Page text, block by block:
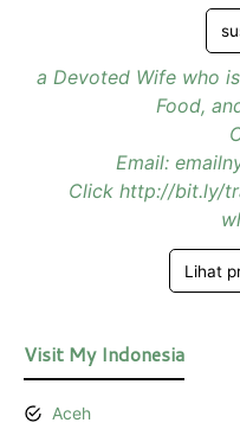
a Devoted Wife who
Food,
Email:
Click http://bit.ly/
Lihat
Visit My Indonesia
Aceh